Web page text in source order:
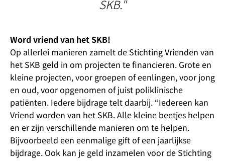
SKB."
Word vriend van het SKB!
Op allerlei manieren zamelt de Stichting Vrienden van
het SKB geld in om projecten te financieren. Grote en
kleine projecten, voor groepen of eenlingen, voor jong
en oud, voor opgenomen of juist poliklinische
patiënten. Iedere bijdrage telt daarbij. “Iedereen kan
Vriend worden van het SKB. Alle kleine beetjes helpen
en er zijn verschillende manieren om te helpen.
Bijvoorbeeld een eenmalige gift of een jaarlijkse
bijdrage. Ook kan je geld inzamelen voor de Stichting